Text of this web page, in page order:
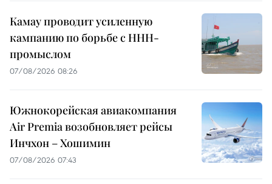
Камау проводит усиленную
кампанию по борьбе с ННН-
промыслом
07/08/2026 08:26
Южнокорейская авиакомпания
Air Premia возобновляет рейсы
Инчхон – Хошимин
07/08/2026 07:43